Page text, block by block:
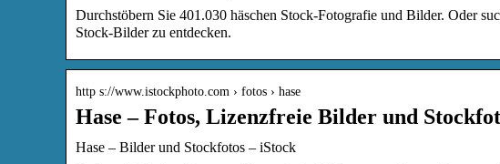
Durchstöbern Sie 401.030 häschen Stock-Fotografie und Bilder. Oder
Stock-Bilder zu entdecken.
http s://www.istockphoto.com › fotos › hase
Hase – Fotos, Lizenzfreie Bilder und
Hase – Bilder und Stockfotos – iStock